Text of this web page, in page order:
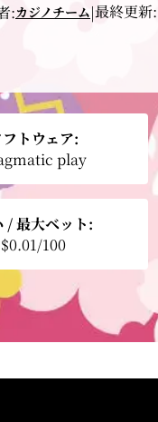
:カジノチーム|最終更新:
フトウェア:
play
/ 最大ベット:
$0.01/100